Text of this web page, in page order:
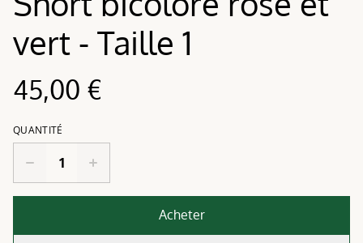
vert - Taille 1
45,00 €
QUANTITÉ
Acheter